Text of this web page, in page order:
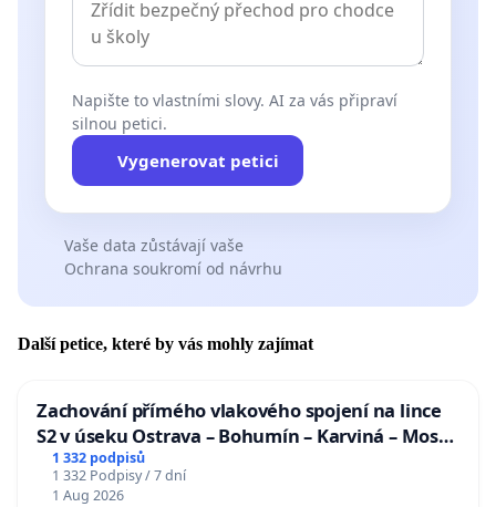
Napište to vlastními slovy. AI za vás připraví
silnou petici.
Vygenerovat petici
Vaše data zůstávají vaše
Ochrana soukromí od návrhu
Další petice, které by vás mohly zajímat
Zachování přímého vlakového spojení na lince
S2 v úseku Ostrava – Bohumín – Karviná – Mosty
u Jablunkova
1 332 podpisů
1 332 Podpisy / 7 dní
1 Aug 2026